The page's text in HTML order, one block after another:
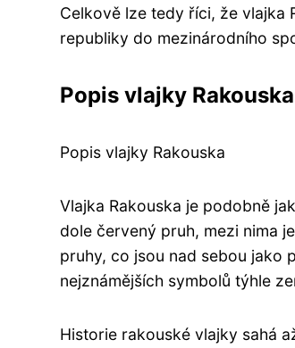
Celkově lze tedy říci, že vlajka
republiky do mezinárodního
Popis vlajky Rakouska
Popis vlajky Rakouska
Vlajka Rakouska je podobně
dole červený pruh, mezi nima
pruhy, co jsou nad sebou jako
nejznámějších symbolů týhle
Historie rakouské vlajky sahá